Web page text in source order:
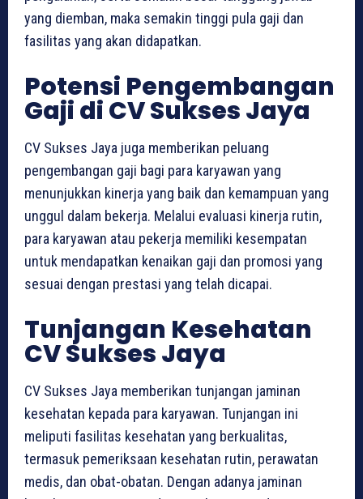
yang diemban, maka semakin tinggi pula gaji dan
fasilitas yang akan didapatkan.
Potensi Pengembangan
Gaji di CV Sukses Jaya
CV Sukses Jaya juga memberikan peluang
pengembangan gaji bagi para karyawan yang
menunjukkan kinerja yang baik dan kemampuan yang
unggul dalam bekerja. Melalui evaluasi kinerja rutin,
para karyawan atau pekerja memiliki kesempatan
untuk mendapatkan kenaikan gaji dan promosi yang
sesuai dengan prestasi yang telah dicapai.
Tunjangan Kesehatan
CV Sukses Jaya
CV Sukses Jaya memberikan tunjangan jaminan
kesehatan kepada para karyawan. Tunjangan ini
meliputi fasilitas kesehatan yang berkualitas,
termasuk pemeriksaan kesehatan rutin, perawatan
medis, dan obat-obatan. Dengan adanya jaminan